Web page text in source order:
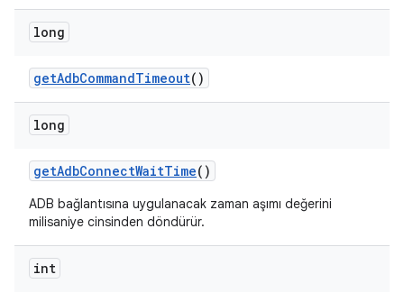
long
getAdbCommandTimeout()
long
getAdbConnectWaitTime()
ADB bağlantısına uygulanacak zaman aşımı değerini
milisaniye cinsinden döndürür.
int